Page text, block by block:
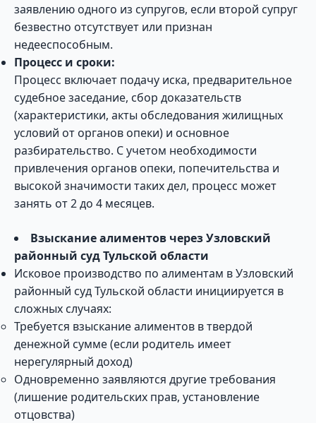
заявлению одного из супругов, если второй супруг
безвестно отсутствует или признан
недееспособным.
Процесс и сроки:
Процесс включает подачу иска, предварительное
судебное заседание, сбор доказательств
(характеристики, акты обследования жилищных
условий от органов опеки) и основное
разбирательство. С учетом необходимости
привлечения органов опеки, попечительства и
высокой значимости таких дел, процесс может
занять от 2 до 4 месяцев.
Взыскание алиментов через Узловский
районный суд Тульской области
Исковое производство по алиментам в Узловский
районный суд Тульской области инициируется в
сложных случаях:
Требуется взыскание алиментов в твердой
денежной сумме (если родитель имеет
нерегулярный доход)
Одновременно заявляются другие требования
(лишение родительских прав, установление
отцовства)